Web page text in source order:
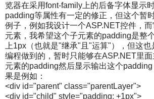
览器在采用font-family­上的后备字体显示
padding等属性有一定的修正，但这个暂
例子，例如我设计一个ASP.NET控件，
元素­，我希望这个子元素的padding是整
上1px（也就是"继承"且"运算"），但这
编程做到的，暂时只能够在AS­P.NET里
元素的padding然后显示输出这个
果是例如：
<div id="parent" class="parentLayer">
<div id="child" style="padding: +1px">